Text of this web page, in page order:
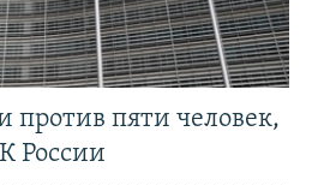
против пяти человек,
России